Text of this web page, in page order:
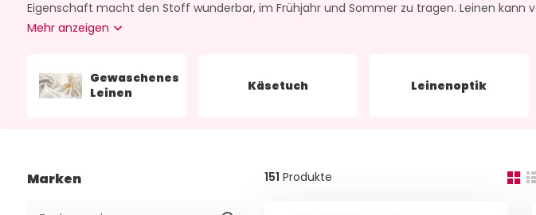
Eigenschaft macht den Stoff wunderbar, im Frühjahr und Sommer zu tragen. Leinen kann
Mehr anzeigen
Gewaschenes
Leinen
Käsetuch Leinenoptik
Marken 151 Produkte